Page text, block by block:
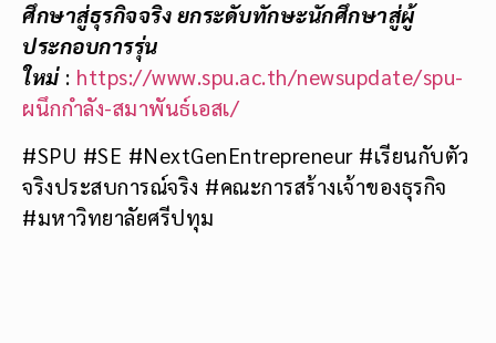
ศึกษาสู่ธุรกิจจริง ยกระดับทักษะนักศึกษาสู่ผู้
ประกอบการรุ่น
ใหม่: https://www.spu.ac.th/newsupdate/spu-
ผนึกกำลัง-สมาพันธ์เอสเ/
#SPU #SE #NextGenEntrepreneur #เรียนกับตัว
จริงประสบการณ์จริง #คณะการสร้างเจ้าของธุรกิจ
#มหาวิทยาลัยศรีปทุม